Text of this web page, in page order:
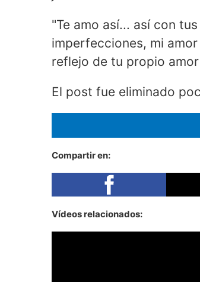
"Te amo así... así con
imperfecciones, mi
reflejo de tu propio
El post fue eliminado
Compartir en:
Vídeos relacionados: